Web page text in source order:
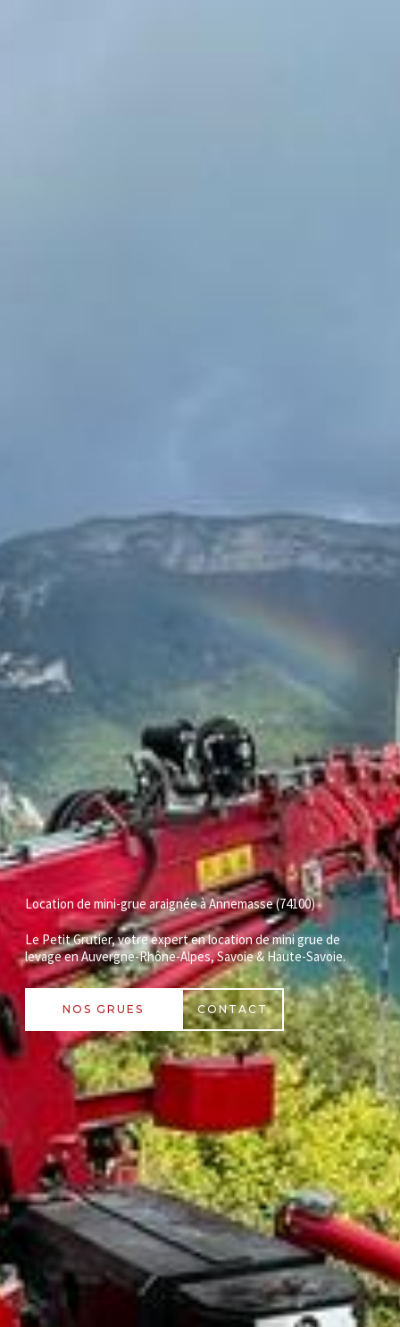
Location de mini-grue araignée à Annemasse (74100)
Le Petit Grutier, votre expert en location de mini grue de
levage en Auvergne-Rhône-Alpes, Savoie & Haute-Savoie.
NOS GRUES CONTACT